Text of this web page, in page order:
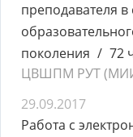
преподавателя
поколения
72
ЦВШПМ РУТ
29.09.2017
Работа с